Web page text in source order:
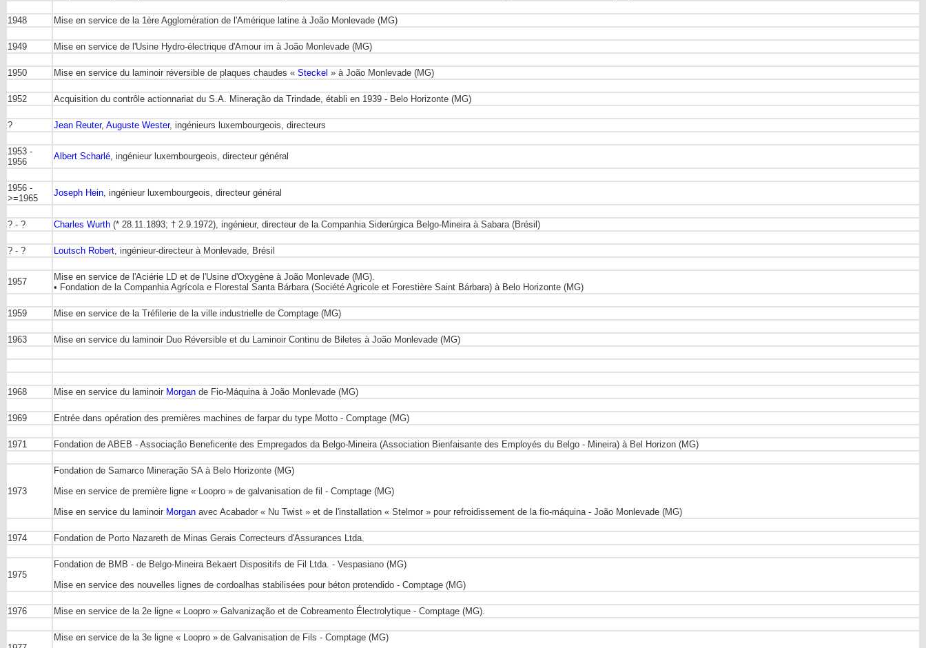
1948 Mise en service de la 1ère Agglomération de l'Amérique latine à João Monlevade (MG)
1949 Mise en service de l'Usine Hydro-électrique d'Amour im à João Monlevade (MG)
1950 Mise en service du laminoir réversible de plaques chaudes « Steckel » à João Monlevade (MG)
1952 Acquisition du contrôle actionnariat du S.A. Mineração da Trindade, établi en 1939 - Belo Horizonte (MG)
? Jean Reuter, Auguste Wester, ingénieurs luxembourgeois, directeurs
1953 -
1956
Albert Scharlé, ingénieur luxembourgeois, directeur général
1956 -
>=1965
Joseph Hein, ingénieur luxembourgeois, directeur général
? - ? Charles Wurth (* 28.11.1893; † 2.9.1972), ingénieur, directeur de la Companhia Siderúrgica Belgo-Mineira à Sabara (Brésil)
? - ? Loutsch Robert, ingénieur-directeur à Monlevade, Brésil
1957
Mise en service de l'Aciérie LD et de l'Usine d'Oxygène à João Monlevade (MG).
• Fondation de la Companhia Agrícola e Florestal Santa Bárbara (Société Agricole et Forestière Saint Bárbara) à Belo Horizonte (MG)
1959 Mise en service de la Tréfilerie de la ville industrielle de Comptage (MG)
1963 Mise en service du laminoir Duo Réversible et du Laminoir Continu de Biletes à João Monlevade (MG)
1968 Mise en service du laminoir Morgan de Fio-Máquina à João Monlevade (MG)
1969 Entrée dans opération des premières machines de farpar du type Motto - Comptage (MG)
1971 Fondation de ABEB - Associação Beneficente des Empregados da Belgo-Mineira (Association Bienfaisante des Employés du Belgo - Mineira) à Bel Horizon (MG)
1973
Fondation de Samarco Mineração SA à Belo Horizonte (MG)
Mise en service de première ligne « Loopro » de galvanisation de fil - Comptage (MG)
Mise en service du laminoir Morgan avec Acabador « Nu Twist » et de l'installation « Stelmor » pour refroidissement de la fio-máquina - João Monlevade (MG)
1974 Fondation de Porto Nazareth de Minas Gerais Correcteurs d'Assurances Ltda.
1975
Fondation de BMB - de Belgo-Mineira Bekaert Dispositifs de Fil Ltda. - Vespasiano (MG)
Mise en service des nouvelles lignes de cordoalhas stabilisées pour béton protendido - Comptage (MG)
1976 Mise en service de la 2e ligne « Loopro » Galvanização et de Cobreamento Électrolytique - Comptage (MG).
Mise en service de la 3e ligne « Loopro » de Galvanisation de Fils - Comptage (MG)